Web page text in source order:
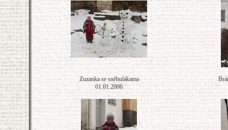
Zuzanka se sněhulákama
01.01.2006